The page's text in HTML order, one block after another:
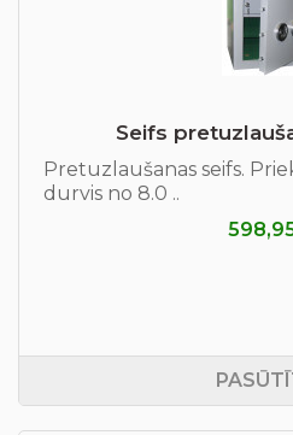
Seifs
Pretuzlaušanas seifs.
durvis no 8.0 ..